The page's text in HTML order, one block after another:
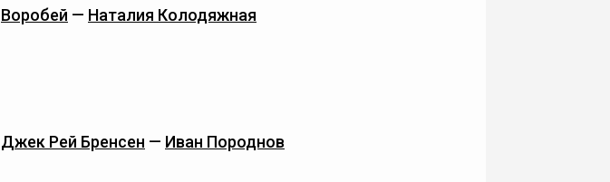
Воробей — Наталия Колодяжная
Джек Рей Бренсен — Иван Породнов